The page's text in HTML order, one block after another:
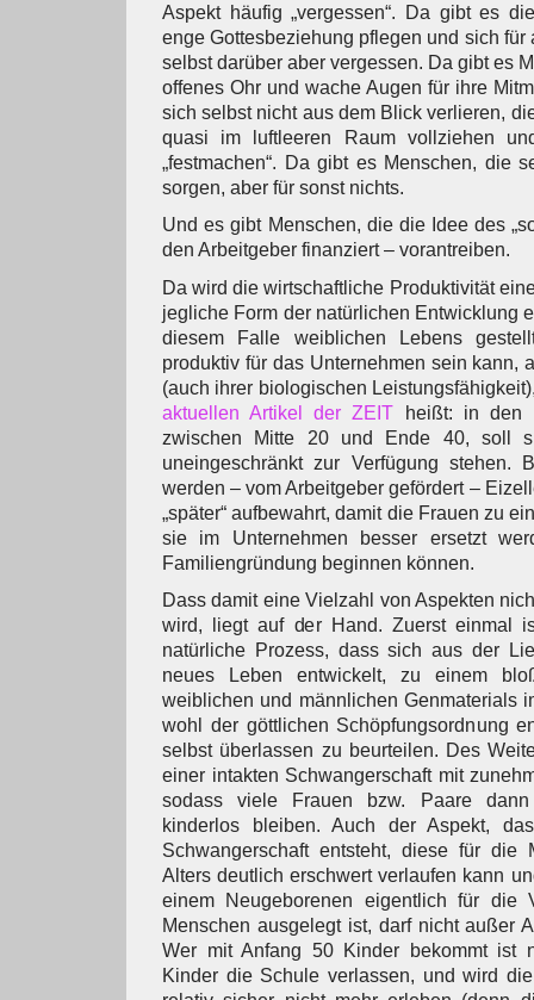
Aspekt häufig „vergessen“. Da gibt es
enge Gottesbeziehung pflegen und sich für
selbst darüber aber vergessen. Da gibt es
offenes Ohr und wache Augen für ihre
sich selbst nicht aus dem Blick verlieren,
quasi im luftleeren Raum vollziehen
„festmachen“. Da gibt es Menschen, die
sorgen, aber für sonst nichts.
Und es gibt Menschen, die die Idee des
den Arbeitgeber finanziert – vorantreiben.
Da wird die wirtschaftliche Produktivität
jegliche Form der natürlichen Entwicklung
diesem Falle weiblichen Lebens
produktiv für das Unternehmen sein kann,
(auch ihrer biologischen
aktuellen Artikel der ZEIT heißt: in den
zwischen Mitte 20 und Ende 40, soll
uneingeschränkt zur Verfügung stehen.
werden – vom Arbeitgeber gefördert –
„später“ aufbewahrt, damit die Frauen zu
sie im Unternehmen besser ersetzt
Familiengründung beginnen können.
Dass damit eine Vielzahl von Aspekten
wird, liegt auf der Hand. Zuerst einmal
natürliche Prozess, dass sich aus der
neues Leben entwickelt, zu einem
weiblichen und männlichen Genmaterials
wohl der göttlichen Schöpfungsordnung
selbst überlassen zu beurteilen. Des
einer intakten Schwangerschaft mit
sodass viele Frauen bzw. Paare
kinderlos bleiben. Auch der Aspekt,
Schwangerschaft entsteht, diese für die
Alters deutlich erschwert verlaufen kann
einem Neugeborenen eigentlich für die
Menschen ausgelegt ist, darf nicht außer
Wer mit Anfang 50 Kinder bekommt ist
Kinder die Schule verlassen, und wird